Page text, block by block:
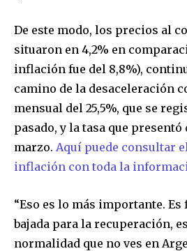
De este modo, los precios al
situaron en 4,2% en
inflación fue del 8,8%),
camino de la desaceleración
mensual del 25,5%, que se
pasado, y la tasa que presentó
marzo. Aquí puede consultar
inflación con toda la
“Eso es lo más importante.
bajada para la recuperación,
normalidad que no ves en